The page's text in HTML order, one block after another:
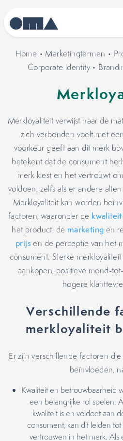
Home • Marketingtermen •
Corporate identity•
Merkloyaliteit verwijst naar de
zich verbonden voelt met
voorkeur geeft aan dit merk
betekent dat de consument
merk kiest en het vertrouwt
voldoen, zelfs als er andere
Merkloyaliteit kan worden
factoren, waaronder de kwaliteit
het product, de marketing en
prijs en de perceptie van het
consument. Sterke
aankopen, positieve mond-
hogere
Verschillende
merkloyaliteit
Er zijn verschillende factoren
beïnvloeden,
Kwaliteit en betrouwbaarheid
een belangrijke rol spelen.
kwaliteit is en voldoet aan
consument, kan dit leiden
vertrouwen in het merk.